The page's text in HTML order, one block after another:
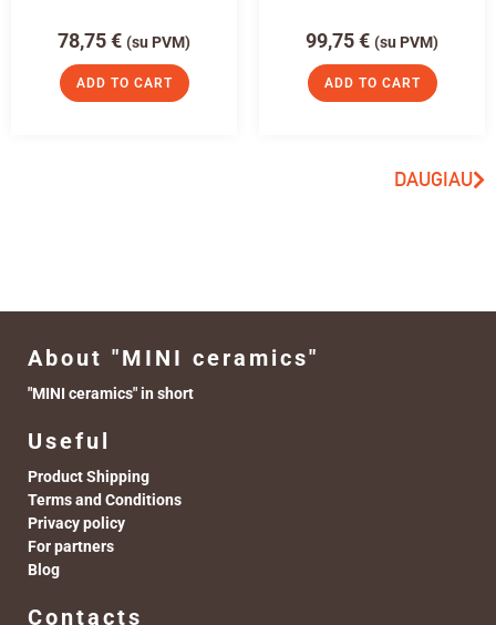
78,75€ (su PVM)
ADD TO CART
99,75€ (su PVM)
ADD TO CART
DAUGIAU
About "MINI ceramics"
"MINI ceramics" in short
Useful
Product Shipping
Terms and Conditions
Privacy policy
For partners
Blog
Contacts